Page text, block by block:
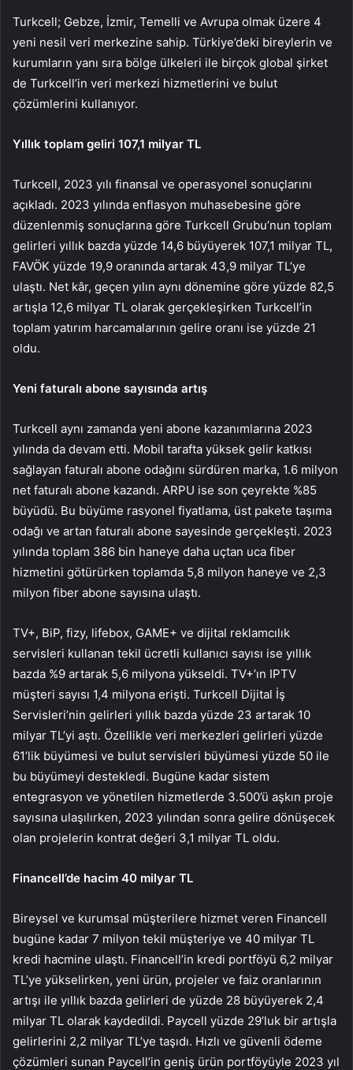
Turkcell; Gebze, İzmir, Temelli ve Avrupa olmak üzere 4
yeni nesil veri merkezine sahip. Türkiye’deki bireylerin ve
kurumların yanı sıra bölge ülkeleri ile birçok global şirket
de Turkcell’in veri merkezi hizmetlerini ve bulut
çözümlerini kullanıyor.
Yıllık toplam geliri 107,1 milyar TL
Turkcell, 2023 yılı finansal ve operasyonel sonuçlarını
açıkladı. 2023 yılında enflasyon muhasebesine göre
düzenlenmiş sonuçlarına göre Turkcell Grubu’nun toplam
gelirleri yıllık bazda yüzde 14,6 büyüyerek 107,1 milyar TL,
FAVÖK yüzde 19,9 oranında artarak 43,9 milyar TL’ye
ulaştı. Net kâr, geçen yılın aynı dönemine göre yüzde 82,5
artışla 12,6 milyar TL olarak gerçekleşirken Turkcell’in
toplam yatırım harcamalarının gelire oranı ise yüzde 21
oldu.
Yeni faturalı abone sayısında artış
Turkcell aynı zamanda yeni abone kazanımlarına 2023
yılında da devam etti. Mobil tarafta yüksek gelir katkısı
sağlayan faturalı abone odağını sürdüren marka, 1.6 milyon
net faturalı abone kazandı. ARPU ise son çeyrekte %85
büyüdü. Bu büyüme rasyonel fiyatlama, üst pakete taşıma
odağı ve artan faturalı abone sayesinde gerçekleşti. 2023
yılında toplam 386 bin haneye daha uçtan uca fiber
hizmetini götürürken toplamda 5,8 milyon haneye ve 2,3
milyon fiber abone sayısına ulaştı.
TV+, BiP, fizy, lifebox, GAME+ ve dijital reklamcılık
servisleri kullanan tekil ücretli kullanıcı sayısı ise yıllık
bazda %9 artarak 5,6 milyona yükseldi. TV+’ın IPTV
müşteri sayısı 1,4 milyona erişti. Turkcell Dijital İş
Servisleri’nin gelirleri yıllık bazda yüzde 23 artarak 10
milyar TL’yi aştı. Özellikle veri merkezleri gelirleri yüzde
61’lik büyümesi ve bulut servisleri büyümesi yüzde 50 ile
bu büyümeyi destekledi. Bugüne kadar sistem
entegrasyon ve yönetilen hizmetlerde 3.500’ü aşkın proje
sayısına ulaşılırken, 2023 yılından sonra gelire dönüşecek
olan projelerin kontrat değeri 3,1 milyar TL oldu.
Financell’de hacim 40 milyar TL
Bireysel ve kurumsal müşterilere hizmet veren Financell
bugüne kadar 7 milyon tekil müşteriye ve 40 milyar TL
kredi hacmine ulaştı. Financell’in kredi portföyü 6,2 milyar
TL’ye yükselirken, yeni ürün, projeler ve faiz oranlarının
artışı ile yıllık bazda gelirleri de yüzde 28 büyüyerek 2,4
milyar TL olarak kaydedildi. Paycell yüzde 29’luk bir artışla
gelirlerini 2,2 milyar TL’ye taşıdı. Hızlı ve güvenli ödeme
çözümleri sunan Paycell’in geniş ürün portföyüyle 2023 yıl